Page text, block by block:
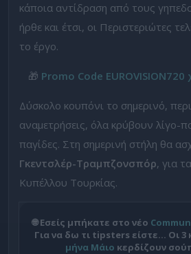
κάποια αντίδραση από τους
ήρθε και έτσι, οι Περιστεριώτες
το έργο.
🎁 Promo Code
Δύσκολο κουπόνι το σημερινό,
αναμετρήσεις, όλα κρύβουν λίγο-
παγίδες. Στη σημερινή στήλη θα
Γκεντσλέρ-Τραμπζονσπόρ, για
Κυπέλλου Τουρκίας.
🌐 Εσείς μπήκατε στο νέο
Για να δω τι tipsters είστε… Οι 3
μήνα Μάιο κερδίζουν